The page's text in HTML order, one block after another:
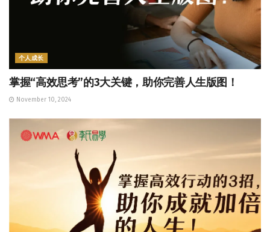
个人成长
掌握“高效思考”的3大关键，助你完善人生版图！
November 10, 2024